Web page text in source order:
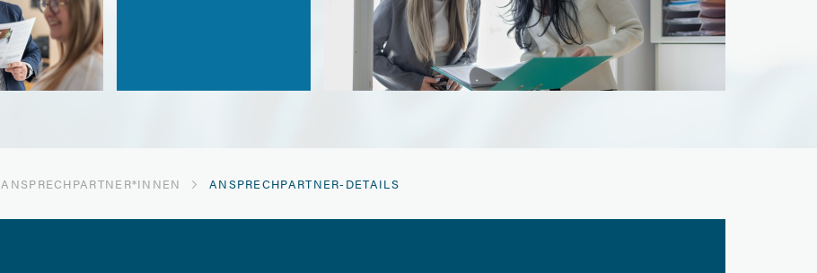
ANSPRECH­PARTNER*INNEN ANSPRECHPARTNER-DETAILS